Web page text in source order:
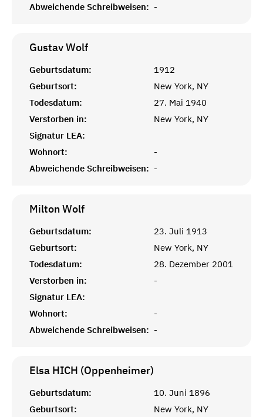
Abweichende Schreibweisen: -
GustavWolf
Geburtsdatum:
1912
Geburtsort:
New York, NY
Todesdatum:
27. Mai 1940
Verstorben in:
New York, NY
Signatur LEA:
Wohnort:
-
Abweichende Schreibweisen: -
MiltonWolf
Geburtsdatum:
23. Juli 1913
Geburtsort:
New York, NY
Todesdatum:
28. Dezember 2001
Verstorben in:
-
Signatur LEA:
Wohnort:
-
Abweichende Schreibweisen: -
Elsa HICH (Oppenheimer)
Geburtsdatum:
10. Juni 1896
Geburtsort:
New York, NY